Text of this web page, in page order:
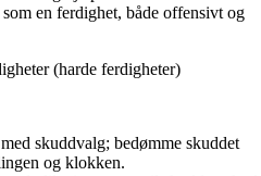
en ferdighet, både offensivt og
(harde ferdigheter)
skuddvalg; bedømme skuddet
og klokken.